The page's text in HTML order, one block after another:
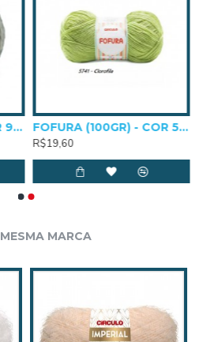
VERBENA (100GR) COR 9731
FOFURA (100GR) - COR 5741
R$19,60
MESMA MARCA